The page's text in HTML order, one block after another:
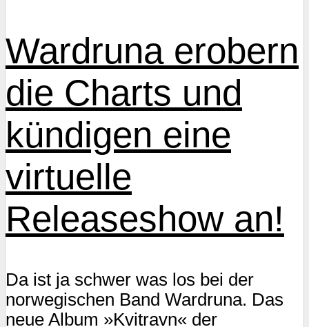
Wardruna erobern
die Charts und
kündigen eine
virtuelle
Releaseshow an!
Da ist ja schwer was los bei der
norwegischen Band Wardruna. Das
neue Album »Kvitravn« der